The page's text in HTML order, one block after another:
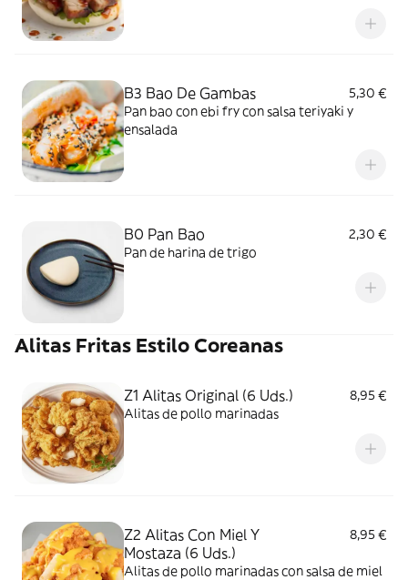
B3 Bao De Gambas
5,30 €
Pan bao con ebi fry con salsa teriyaki y
ensalada
B0 Pan Bao
2,30 €
Pan de harina de trigo
Alitas Fritas Estilo Coreanas
Z1 Alitas Original (6 Uds.)
8,95 €
Alitas de pollo marinadas
Z2 Alitas Con Miel Y
Mostaza (6 Uds.)
8,95 €
Alitas de pollo marinadas con salsa de miel